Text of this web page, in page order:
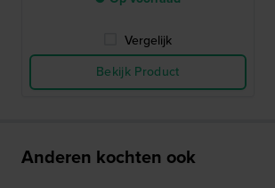
Vergelijk
Bekijk Product
Anderen kochten ook